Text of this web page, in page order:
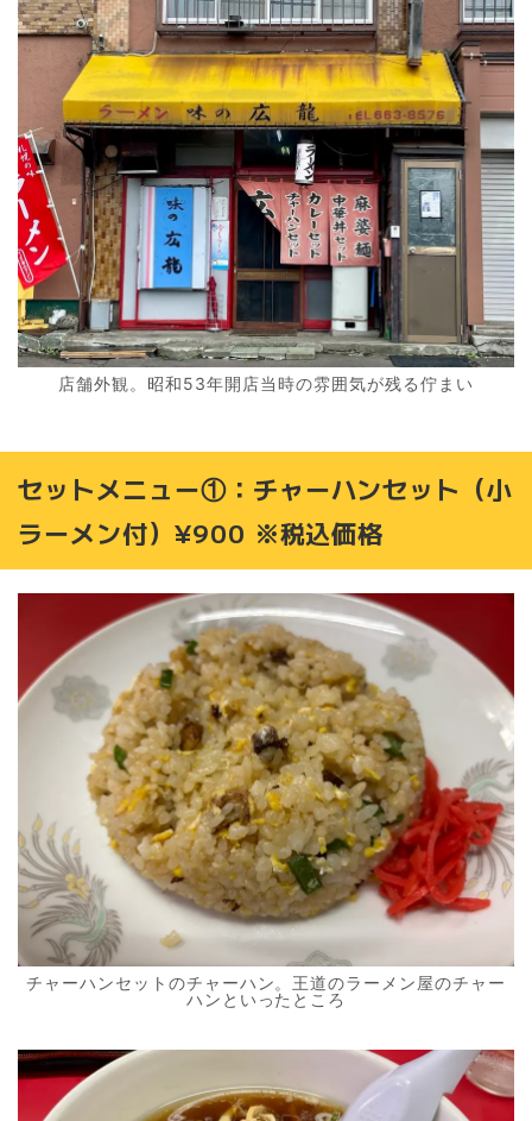
店舗外観。昭和53年開店当時の雰囲気が残る佇まい
セットメニュー①：チャーハンセット（小
ラーメン付）¥900 ※税込価格
チャーハンセットのチャーハン。王道のラーメン屋のチャー
ハンといったところ